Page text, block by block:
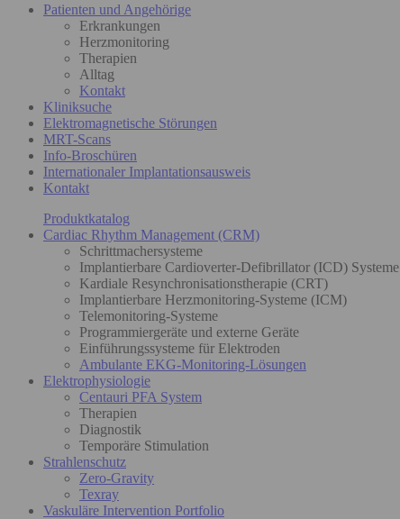
Patienten und Angehörige
Erkrankungen
Herzmonitoring
Therapien
Alltag
Kontakt
Kliniksuche
Elektromagnetische Störungen
MRT-Scans
Info-Broschüren
Internationaler Implantationsausweis
Kontakt
Produktkatalog
Cardiac Rhythm Management (CRM)
Schrittmachersysteme
Implantierbare Cardioverter-Defibrillator (ICD) Systeme
Kardiale Resynchronisationstherapie (CRT)
Implantierbare Herzmonitoring-Systeme (ICM)
Telemonitoring-Systeme
Programmiergeräte und externe Geräte
Einführungssysteme für Elektroden
Ambulante EKG-Monitoring-Lösungen
Elektrophysiologie
Centauri PFA System
Therapien
Diagnostik
Temporäre Stimulation
Strahlenschutz
Zero-Gravity
Texray
Vaskuläre Intervention Portfolio